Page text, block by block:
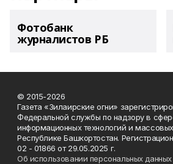
Фотобанк
журналистов РБ
© 2015-2026
Газета «Зилаирские огни»
Федеральной службы по надзору в
информационных технологий и
Республике Башкортостан.
02 - 01866 от 29.05.2025 г.
Об использовании персональных данных